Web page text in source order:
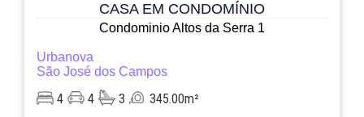
CASA EM CONDOMÍNIO
Condominio Altos da Serra 1
Urbanova
São José dos Campos
4 4 3 345.00m²